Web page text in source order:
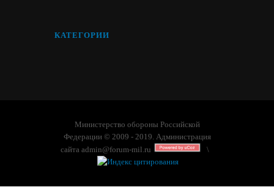
КАТЕГОРИИ
Министерство обороны Российской
Федерации © 2009 - 2019. Администрация
сайта admin@forum-mil.ru